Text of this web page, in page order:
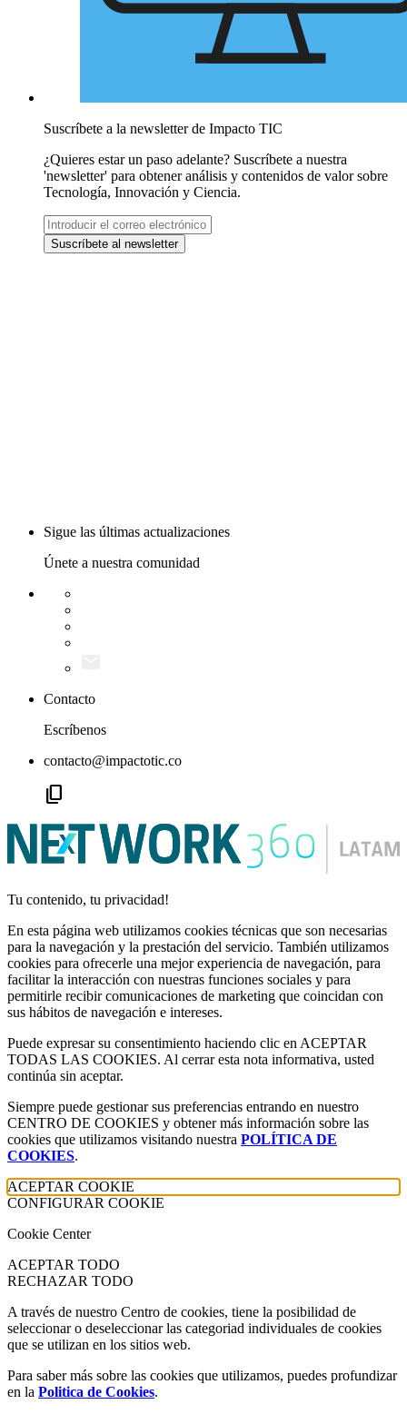
Suscríbete a la newsletter de Impacto TIC
¿Quieres estar un paso adelante? Suscríbete a nuestra
'newsletter' para obtener análisis y contenidos de valor sobre
Tecnología, Innovación y Ciencia.
Correo
electrónico
corporativo
Suscríbete al newsletter
Sigue las últimas actualizaciones
Únete a nuestra comunidad
Contacto
Escríbenos
contacto@impactotic.co
content_copy
Tu contenido, tu privacidad!
En esta página web utilizamos cookies técnicas que son necesarias
para la navegación y la prestación del servicio. También utilizamos
cookies para ofrecerle una mejor experiencia de navegación, para
facilitar la interacción con nuestras funciones sociales y para
permitirle recibir comunicaciones de marketing que coincidan con
sus hábitos de navegación e intereses.
Puede expresar su consentimiento haciendo clic en ACEPTAR
TODAS LAS COOKIES. Al cerrar esta nota informativa, usted
continúa sin aceptar.
Siempre puede gestionar sus preferencias entrando en nuestro
CENTRO DE COOKIES y obtener más información sobre las
cookies que utilizamos visitando nuestra POLÍTICA DE
COOKIES.
ACEPTAR COOKIE
CONFIGURAR COOKIE
Cookie Center
ACEPTAR TODO
RECHAZAR TODO
A través de nuestro Centro de cookies, tiene la posibilidad de
seleccionar o deseleccionar las categoriad individuales de cookies
que se utilizan en los sitios web.
Para saber más sobre las cookies que utilizamos, puedes profundizar
en la Politica de Cookies.